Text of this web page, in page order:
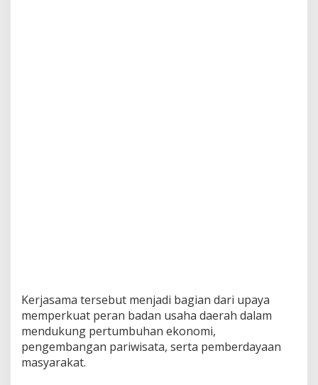
Kerjasama tersebut menjadi bagian dari upaya
memperkuat peran badan usaha daerah dalam
mendukung pertumbuhan ekonomi,
pengembangan pariwisata, serta pemberdayaan
masyarakat.